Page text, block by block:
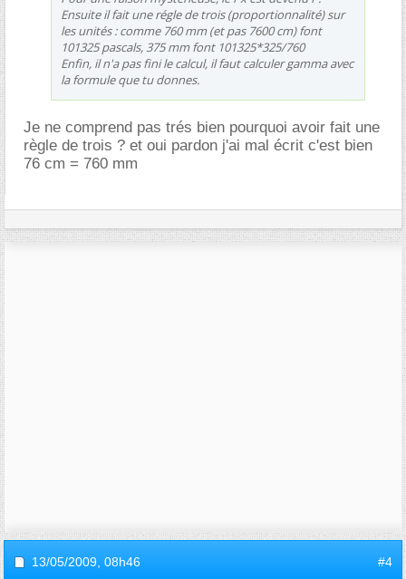
Ensuite il fait une régle de trois (proportionnalité) sur
les unités : comme 760 mm (et pas 7600 cm) font
101325 pascals, 375 mm font 101325*325/760
Enfin, il n'a pas fini le calcul, il faut calculer gamma avec
la formule que tu donnes.
Je ne comprend pas trés bien pourquoi avoir fait une
règle de trois ? et oui pardon j'ai mal écrit c'est bien
76 cm = 760 mm
13/05/2009, 08h46 #4